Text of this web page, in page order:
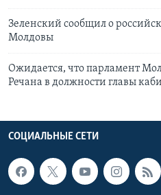
Зеленский сообщил о
Молдовы
Ожидается, что парламент
Речана в должности главы
СОЦИАЛЬНЫЕ СЕТИ